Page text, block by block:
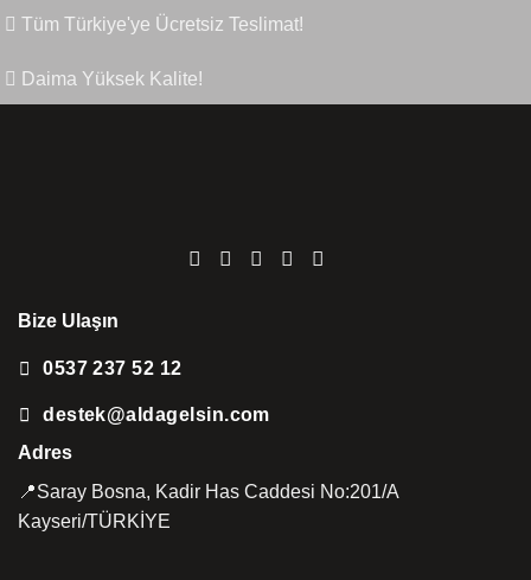
Tüm Türkiye'ye Ücretsiz Teslimat!
Daima Yüksek Kalite!
Bize Ulaşın
0537 237 52 12
destek@aldagelsin.com
Adres
📍Saray Bosna, Kadir Has Caddesi No:201/A
Kayseri/TÜRKİYE